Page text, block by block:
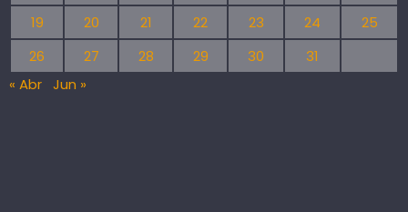
19
20 21 22 23 24
25
26
27 28 29 30
31
« Abr Jun »